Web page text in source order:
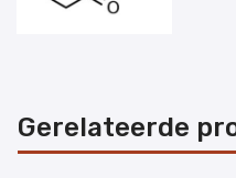
Gerelateerde